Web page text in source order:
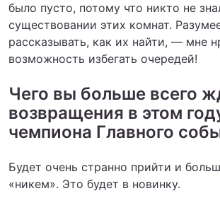
было пусто, потому что никто не
существовании этих комнат.
рассказывать, как их найти, — мне
возможность избегать очередей!
Чего вы больше всего
возвращения в этом
чемпиона Главного
Будет очень странно прийти и
«никем». Это будет в новинку.